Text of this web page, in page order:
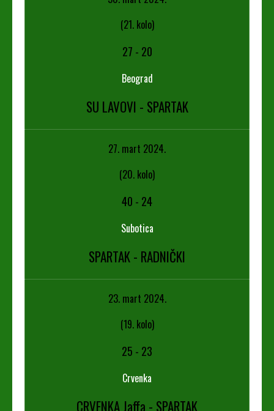
(21. kolo)
27 - 20
Beograd
SU LAVOVI - SPARTAK
27. mart 2024.
(20. kolo)
40 - 24
Subotica
SPARTAK - RADNIČKI
23. mart 2024.
(19. kolo)
25 - 23
Crvenka
CRVENKA Jaffa - SPARTAK